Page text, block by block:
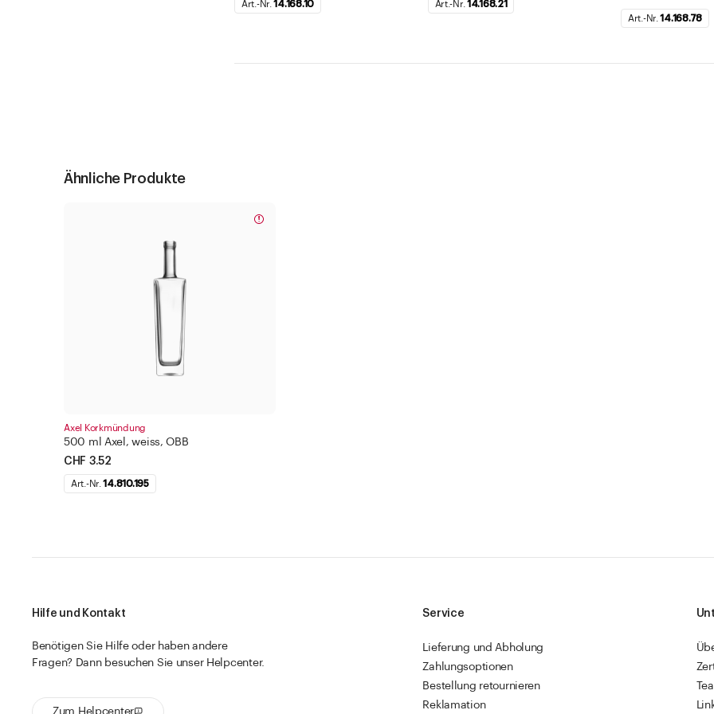
Art.-Nr.14.168.10 Art.-Nr. 14.168.21
Art.-Nr.14.168.78
Ähnliche Produkte
Axel Korkmündung
500 ml Axel, weiss, OBB
CHF 3.52
Art.-Nr.14.810.195
Hilfe und Kontakt
Benötigen Sie Hilfe oder haben andere
Fragen? Dann besuchen Sie unser Helpcenter.
Zum Helpcenter
Service
Lieferung und Abholung
Zahlungsoptionen
Bestellung retournieren
Reklamation